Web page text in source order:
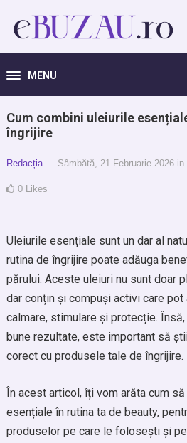
MENU
Cum combini uleiurile
îngrijire
Redacția — Sâmbătă, 21 Februarie 2026 in
0 Likes
Uleiurile esențiale sunt un dar al
rutina de îngrijire poate adăuga
părului. Aceste uleiuri nu sunt doar
dar conțin și compuși activi care pot
calmare, stimulare și protecție.
bune rezultate, este important să
corect cu produsele tale de îngrijire.
În acest articol, îți vom arăta cum
esențiale în rutina ta de beauty,
produselor pe care le folosești și